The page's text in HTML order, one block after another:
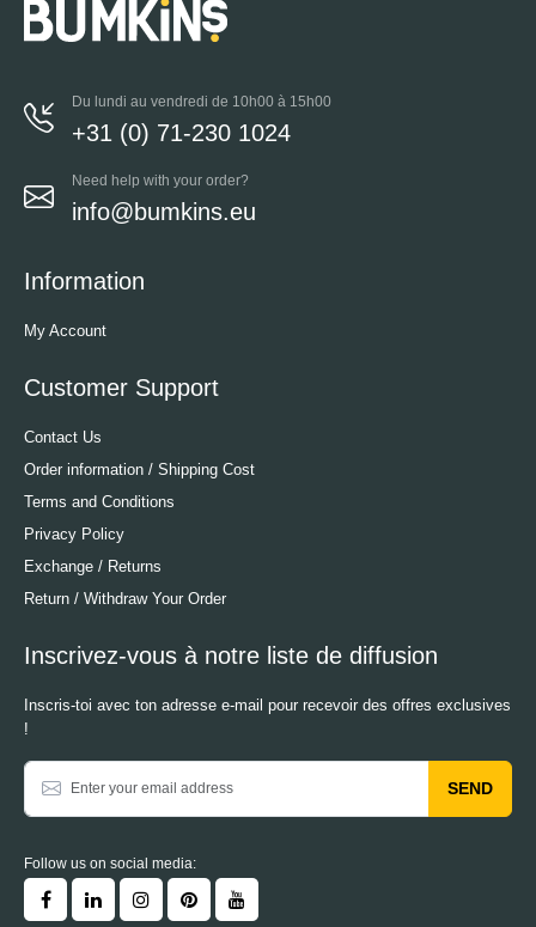
Du lundi au vendredi de 10h00 à 15h00
+31 (0) 71-230 1024
Need help with your order?
info@bumkins.eu
Information
My Account
Customer Support
Contact Us
Order information / Shipping Cost
Terms and Conditions
Privacy Policy
Exchange / Returns
Return / Withdraw Your Order
Inscrivez-vous à notre liste de diffusion
Inscris-toi avec ton adresse e-mail pour recevoir des offres exclusives
!
SEND
Follow us on social media: